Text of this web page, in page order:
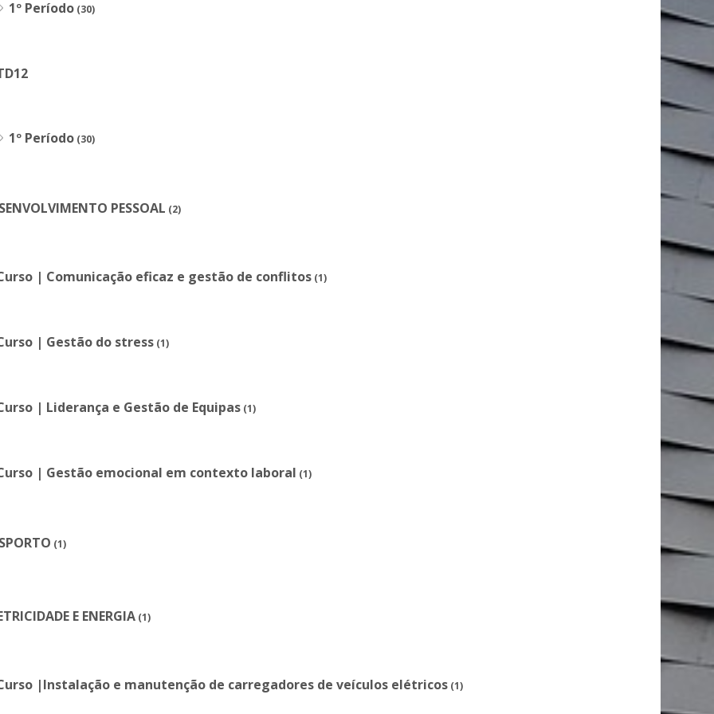
1º Período (30)
1º Período (30)
PESSOAL (2)
| Comunicação eficaz e gestão de conflitos (1)
| Gestão do stress (1)
| Liderança e Gestão de Equipas (1)
| Gestão emocional em contexto laboral (1)
(1)
E ENERGIA (1)
|Instalação e manutenção de carregadores de veículos elétricos (1)